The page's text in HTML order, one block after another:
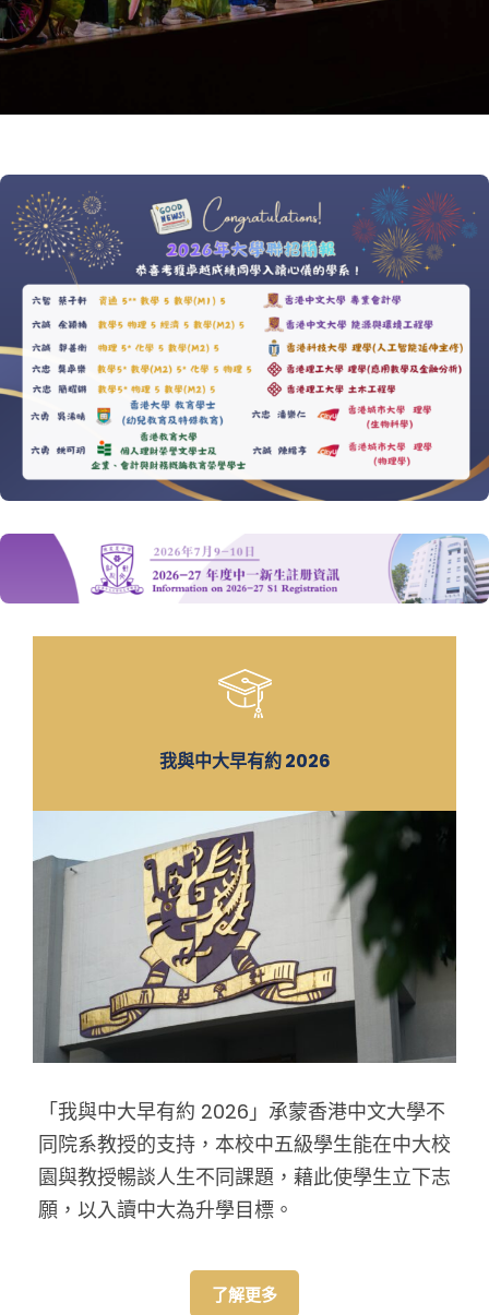
我與中大早有約 2026
「我與中大早有約 2026」承蒙香港中文大學不
同院系教授的支持，本校中五級學生能在中大校
園與教授暢談人生不同課題，藉此使學生立下志
願，以入讀中大為升學目標。
了解更多